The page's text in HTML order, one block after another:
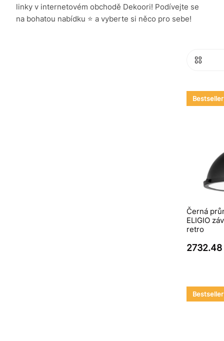
linky v internetovém obchodě Dekoori! Podívejte se
na bohatou nabídku ⭐ a vyberte si něco pro sebe!
Bestseller
Černá
ELIGIO
retro
2732.48
Bestseller